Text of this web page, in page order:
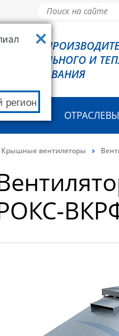
регион
РОВЕН -
ХОЛОДИЛЬНОГО И
ОБОРУДОВАНИЯ
Крышные вентиляторы